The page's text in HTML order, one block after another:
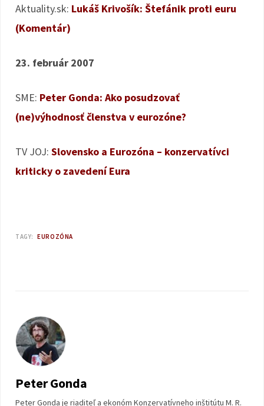
Aktuality.sk: Lukáš Krivošík: Štefánik proti euru
(Komentár)
23. február 2007
SME: Peter Gonda: Ako posudzovať
(ne)výhodnosť členstva v eurozóne?
TV JOJ: Slovensko a Eurozóna – konzervatívci
kriticky o zavedení Eura
TAGY: EUROZÓNA
Peter Gonda
Peter Gonda je riaditeľ a ekonóm Konzervatívneho inštitútu M. R.